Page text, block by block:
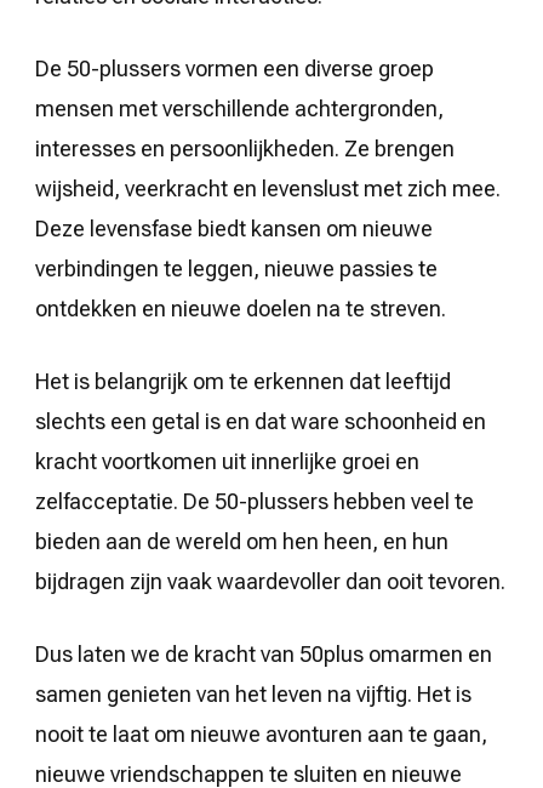
De 50-plussers vormen een diverse groep
mensen met verschillende achtergronden,
interesses en persoonlijkheden. Ze brengen
wijsheid, veerkracht en levenslust met zich mee.
Deze levensfase biedt kansen om nieuwe
verbindingen te leggen, nieuwe passies te
ontdekken en nieuwe doelen na te streven.
Het is belangrijk om te erkennen dat leeftijd
slechts een getal is en dat ware schoonheid en
kracht voortkomen uit innerlijke groei en
zelfacceptatie. De 50-plussers hebben veel te
bieden aan de wereld om hen heen, en hun
bijdragen zijn vaak waardevoller dan ooit tevoren.
Dus laten we de kracht van 50plus omarmen en
samen genieten van het leven na vijftig. Het is
nooit te laat om nieuwe avonturen aan te gaan,
nieuwe vriendschappen te sluiten en nieuwe